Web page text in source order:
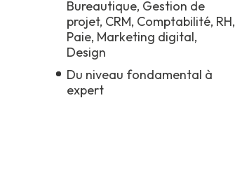
Bureautique, Gestion de
projet, CRM, Comptabilité, RH,
Paie, Marketing digital,
Design
Du niveau fondamental à
expert